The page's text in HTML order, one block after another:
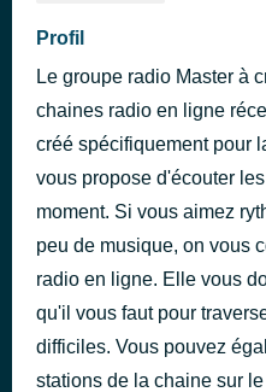
Profil
Le groupe radio Master à
chaines radio en ligne
créé spécifiquement pour
vous propose d'écouter
moment. Si vous aimez
peu de musique, on vous
radio en ligne. Elle vous
qu'il vous faut pour
difficiles. Vous pouvez
stations de la chaine sur